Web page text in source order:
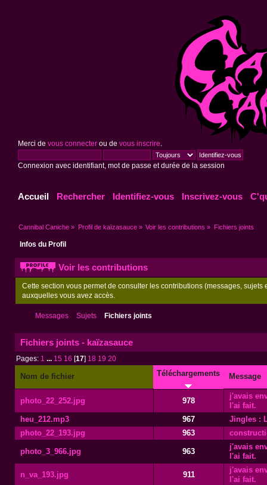
Merci de vous connecterou de vous inscrire
Connexion avec identifiant, mot de passe et durée de la session
Accueil Rechercher Identifiez-vous Inscrivez-vous
Cannibal Caniche » Profil de kaïzasauce» Voir les contributions » Fichiers joints
Infos du Profil
Voir les contributions
Cette section vous permet de consulter les contributions (messages,
auxquelles vous avez accès.
Messages Sujets Fichiers joints
Fichiers joints - kaïzasauce
Pages: 1 ... 15 16 [17] 18 19 20
Nom de fichier Téléchargements Message
photo_22_252.jpg 978
j'avais
l'ai fait.
heu_212.mp3
967
Jingles :
photo_22_193.jpg
963
photo_3_966.jpg 963
j'avais
l'ai fait.
n_va_193.jpg 911
j'avais
l'ai fait.